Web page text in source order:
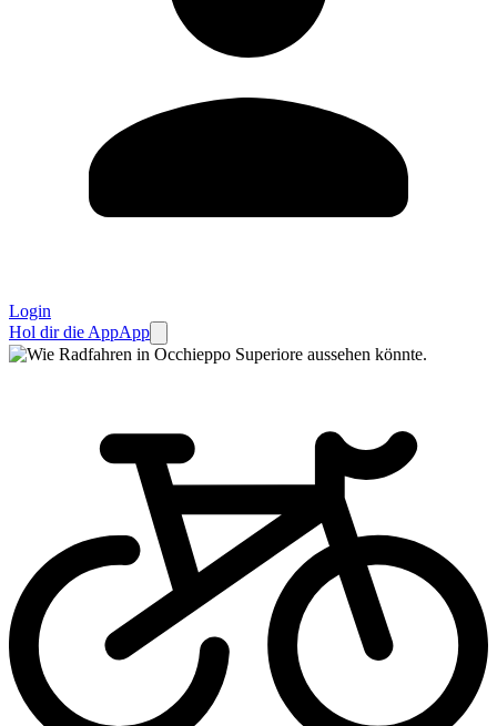
Login
Hol dir die AppApp